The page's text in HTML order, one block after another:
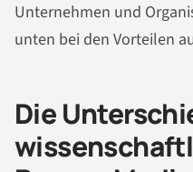
Unternehmen und
unten bei den Vorteilen
Die